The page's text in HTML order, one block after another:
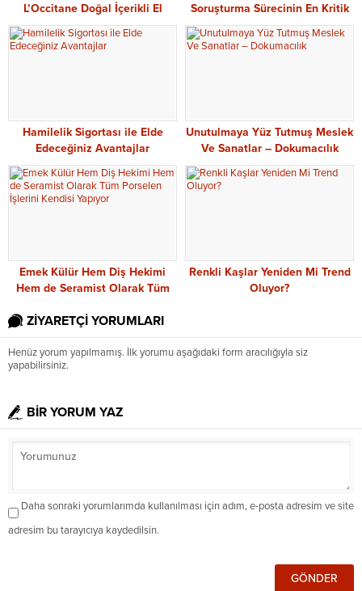
L’Occitane Doğal İçerikli El
Kremleri ile Cildinizi
Canlandırın
Soruşturma Sürecinin En Kritik
Aşamasında Öne Çıkıyor?
Hamilelik Sigortası ile Elde
Edeceğiniz Avantajlar
Unutulmaya Yüz Tutmuş Meslek
Ve Sanatlar – Dokumacılık
Emek Külür Hem Diş Hekimi
Hem de Seramist Olarak Tüm
Renkli Kaşlar Yeniden Mi Trend
Oluyor?
ZİYARETÇİ YORUMLARI
Henüz yorum yapılmamış. İlk yorumu aşağıdaki form aracılığıyla siz
yapabilirsiniz.
BİR YORUM YAZ
Daha sonraki yorumlarımda kullanılması için adım, e-posta adresim ve site
adresim bu tarayıcıya kaydedilsin.